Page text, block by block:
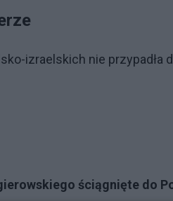
izraelskich nie przypadła
ściągnięte do